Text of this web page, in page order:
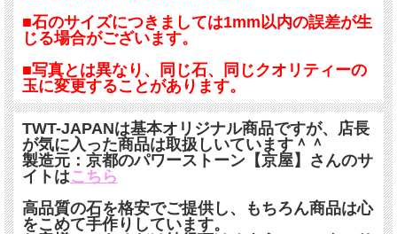
■石のサイズにつきましては1mm以内の誤差が生
じる場合がございます。
■写真とは異なり、同じ石、同じクオリティーの
玉に変更することがあります。
TWT-JAPANは基本オリジナル商品ですが、店長
が気に入った商品は取扱しいています＾＾
製造元：京都のパワーストーン【京屋】さんのサ
イトはこちら
高品質の石を格安でご提供し、もちろん商品は心
をこめて手作りしています。